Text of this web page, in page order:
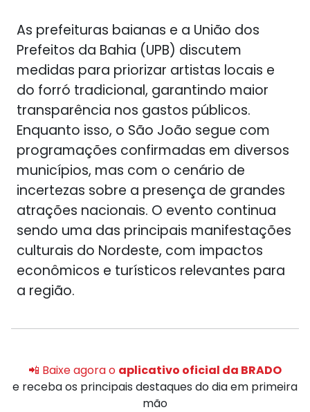
As prefeituras baianas e a União dos
Prefeitos da Bahia (UPB) discutem
medidas para priorizar artistas locais e
do forró tradicional, garantindo maior
transparência nos gastos públicos.
Enquanto isso, o São João segue com
programações confirmadas em diversos
municípios, mas com o cenário de
incertezas sobre a presença de grandes
atrações nacionais. O evento continua
sendo uma das principais manifestações
culturais do Nordeste, com impactos
econômicos e turísticos relevantes para
a região.
📲 Baixe agora o aplicativo oficial da BRADO
e receba os principais destaques do dia em primeira
mão